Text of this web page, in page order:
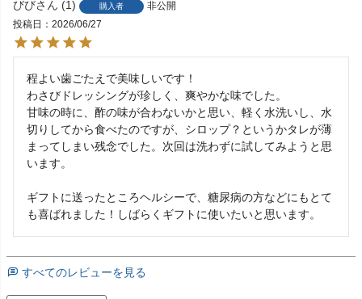
びび 1 購入者
非公開
投稿日
2026/06/27
程よい歯ごたえで美味しいです！
わさびドレッシングが珍しく、爽やかな味でした。
甘味の時に、酢の味が合わないかと思い、軽く水洗いし、水
切りしてから食べたのですが、シロップ？というかタレが薄
まってしまい残念でした。次回は洗わずに試してみようと思
います。
ギフトに送ったところヘルシーで、糖尿病の方などにもとて
も喜ばれました！しばらくギフトに使いたいと思います。
すべてのレビューを見る